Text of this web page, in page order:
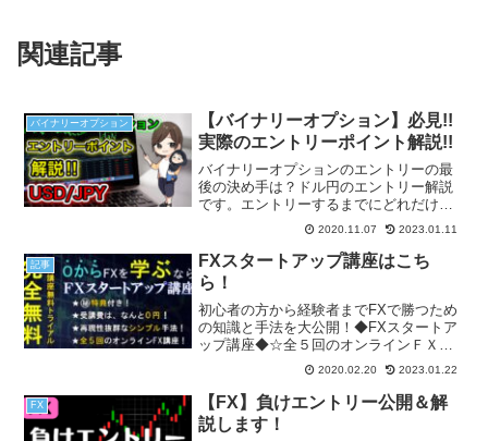
関連記事
バイナリーオプション
【バイナリーオプション】必見!!
実際のエントリーポイント解説!!
バイナリーオプションのエントリーの最
後の決め手は？ドル円のエントリー解説
です。エントリーするまでにどれだけ考
えたか？どれだけ準備をしてシナリオを
立てたか？ぜひ何度も読んでトレードに
活かしてみてください。トレードは準備8
割9割の世界です。
2020.11.07 2023.01.11
記事
FXスタートアップ講座はこち
ら！
初心者の方から経験者までFXで勝つため
の知識と手法を大公開！◆FXスタートア
ップ講座◆☆全５回のオンラインＦＸ講
座！☆受講にかかる費用はなんと０円！
☆学習を徹底サポート！㊙特典をプレゼ
ント！☆実践から生まれた高勝率なシン
プル手法！ FXスタ...
2020.02.20 2023.01.22
FX
【FX】負けエントリー公開＆解
説します！